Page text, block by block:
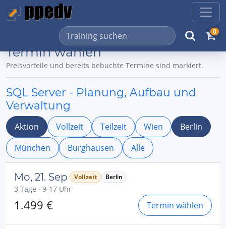
0
Termin wählen
Preisvorteile und bereits bebuchte Termine sind markiert.
SQL Server - Planung, Aufbau und
Verwaltung
Aktion Vollzeit Teilzeit Wien
Berlin
München
Burghausen Alle
Mo, 21. Sep Vollzeit Berlin
3 Tage · 9-17 Uhr
1.499 € Termin wählen